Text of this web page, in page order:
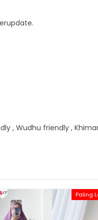
, Wudhu friendly ,
Paling